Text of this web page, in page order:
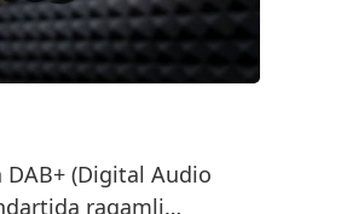
(Digital Audio
raqamli…